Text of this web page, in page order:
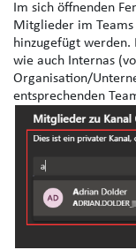
Im sich öffnenden
Mitglieder im Teams
hinzugefügt
wie auch Internas
Organisation/
entsprechenden